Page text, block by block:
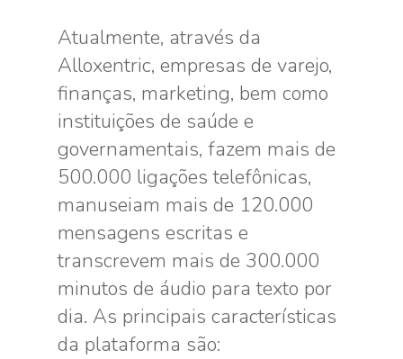
Atualmente, através da
Alloxentric, empresas de varejo,
finanças, marketing, bem como
instituições de saúde e
governamentais, fazem mais de
500.000 ligações telefônicas,
manuseiam mais de 120.000
mensagens escritas e
transcrevem mais de 300.000
minutos de áudio para texto por
dia. As principais características
da plataforma são: